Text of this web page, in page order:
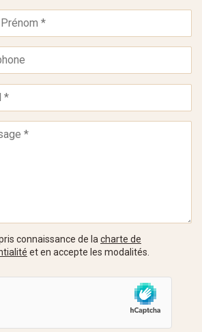
connaissance de lacharte de
et en accepte les modalités.